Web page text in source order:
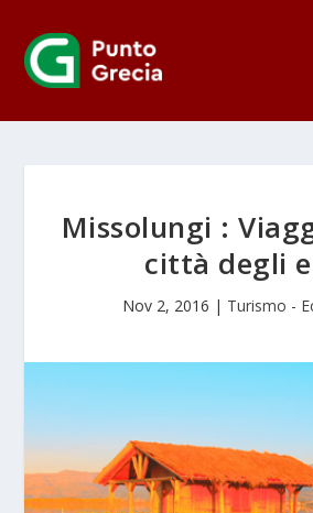
Missolungi :
città degli
Nov 2, 2016 | Turismo -